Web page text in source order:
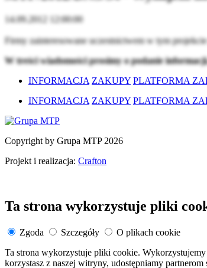
14.09.2012 12:00:00
Firmy zainteresowane uczestnictwem w tym
W treści wiadomości prosimy o podanie
INFORMACJA ZAKUPY PLATFORMA
INFORMACJA ZAKUPY PLATFORMA
Copyright by Grupa MTP 2026
Projekt i realizacja: Crafton
Ta strona wykorzystuje pliki
Zgoda Szczegóły
O plikach cookie
Ta strona wykorzystuje pliki cookie.
korzystasz z naszej witryny, udostępniamy